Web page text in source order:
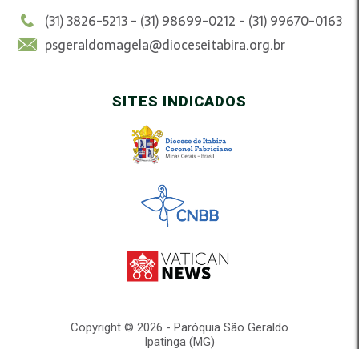
(31) 3826-5213 - (31) 98699-0212 - (31) 99670-0163
psgeraldomagela@dioceseitabira.org.br
SITES INDICADOS
Copyright © 2026 - Paróquia São Geraldo
Ipatinga (MG)